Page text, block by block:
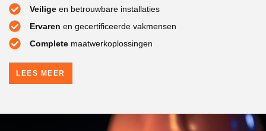
Veilige en betrouwbare installaties
Ervaren en gecertificeerde vakmensen
Complete maatwerkoplossingen
LEES MEER